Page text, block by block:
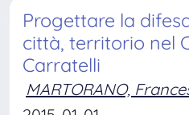
Progettare la
città, territorio nel
Carratelli
MARTORANO,